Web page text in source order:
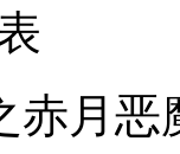
赤月